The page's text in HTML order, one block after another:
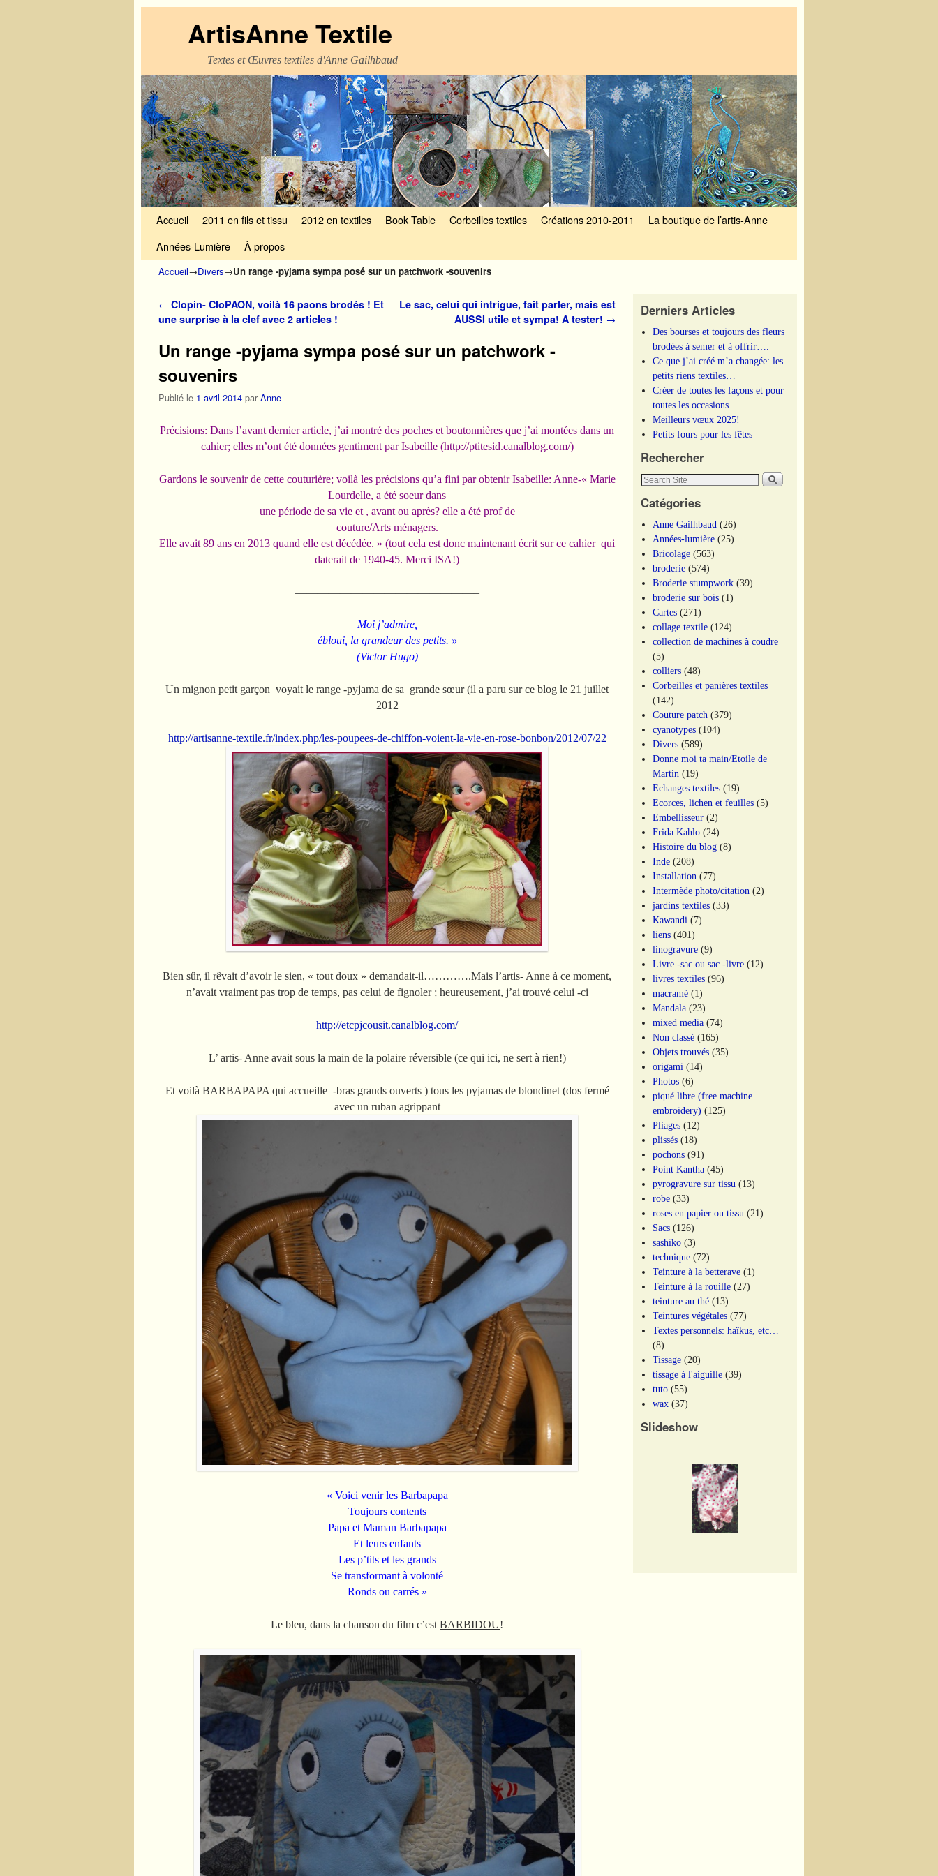
ArtisAnne Textile
Textes et Œuvres textiles d'Anne Gailhbaud
Accueil 2011 en fils et tissu 2012 en textiles Book Table Corbeilles textiles Créations 2010-2011
La boutique de l’artis-Anne
Années-Lumière
À propos
Accueil→Divers→Un range -pyjama sympa posé sur un patchwork -souvenirs
Navigation des articles
← Clopin- CloPAON, voilà 16 paons brodés ! Et
une surprise à la clef avec 2 articles !
Le sac, celui qui intrigue, fait parler, mais est
AUSSI utile et sympa! A tester! →
Un range -pyjama sympa posé sur un patchwork -
souvenirs
Publié le 1 avril 2014 par Anne
Précisions: Dans l’avant dernier article, j’ai montré des poches et boutonnières que j’ai montées dans un
cahier; elles m’ont été données gentiment par Isabeille (http://ptitesid.canalblog.com/)
Gardons le souvenir de cette couturière; voilà les précisions qu’a fini par obtenir Isabeille: Anne-« Marie
Lourdelle, a été soeur dans
une période de sa vie et , avant ou après? elle a été prof de
couture/Arts ménagers.
Elle avait 89 ans en 2013 quand elle est décédée. » (tout cela est donc maintenant écrit sur ce cahier qui
daterait de 1940-45. Merci ISA!)
————————————————–
Moi j’admire,
ébloui, la grandeur des petits. »
(Victor Hugo)
Un mignon petit garçon voyait le range -pyjama de sa grande sœur (il a paru sur ce blog le 21 juillet
2012
http://artisanne-textile.fr/index.php/les-poupees-de-chiffon-voient-la-vie-en-rose-bonbon/2012/07/22
Bien sûr, il rêvait d’avoir le sien, « tout doux » demandait-il………….Mais l’artis- Anne à ce moment,
n’avait vraiment pas trop de temps, pas celui de fignoler ; heureusement, j’ai trouvé celui -ci
http://etcpjcousit.canalblog.com/
L’ artis- Anne avait sous la main de la polaire réversible (ce qui ici, ne sert à rien!)
Et voilà BARBAPAPA qui accueille -bras grands ouverts ) tous les pyjamas de blondinet (dos fermé
avec un ruban agrippant
« Voici venir les Barbapapa
Toujours contents
Papa et Maman Barbapapa
Et leurs enfants
Les p’tits et les grands
Se transformant à volonté
Ronds ou carrés »
Le bleu, dans la chanson du film c’est BARBIDOU!
Derniers Articles
Des bourses et toujours des fleurs
brodées à semer et à offrir….
Ce que j’ai créé m’a changée: les
petits riens textiles…
Créer de toutes les façons et pour
toutes les occasions
Meilleurs vœux 2025!
Petits fours pour les fêtes
Rechercher
Catégories
Anne Gailhbaud (26)
Années-lumière (25)
Bricolage (563)
broderie (574)
Broderie stumpwork (39)
broderie sur bois (1)
Cartes (271)
collage textile (124)
collection de machines à coudre
(5)
colliers (48)
Corbeilles et panières textiles
(142)
Couture patch (379)
cyanotypes (104)
Divers (589)
Donne moi ta main/Etoile de
Martin (19)
Echanges textiles (19)
Ecorces, lichen et feuilles (5)
Embellisseur (2)
Frida Kahlo (24)
Histoire du blog (8)
Inde (208)
Installation (77)
Intermède photo/citation (2)
jardins textiles (33)
Kawandi (7)
liens (401)
linogravure (9)
Livre -sac ou sac -livre (12)
livres textiles (96)
macramé (1)
Mandala (23)
mixed media (74)
Non classé (165)
Objets trouvés (35)
origami (14)
Photos (6)
piqué libre (free machine
embroidery) (125)
Pliages (12)
plissés (18)
pochons (91)
Point Kantha (45)
pyrogravure sur tissu (13)
robe (33)
roses en papier ou tissu (21)
Sacs (126)
sashiko (3)
technique (72)
Teinture à la betterave (1)
Teinture à la rouille (27)
teinture au thé (13)
Teintures végétales (77)
Textes personnels: haïkus, etc…
(8)
Tissage (20)
tissage à l'aiguille (39)
tuto (55)
wax (37)
Slideshow